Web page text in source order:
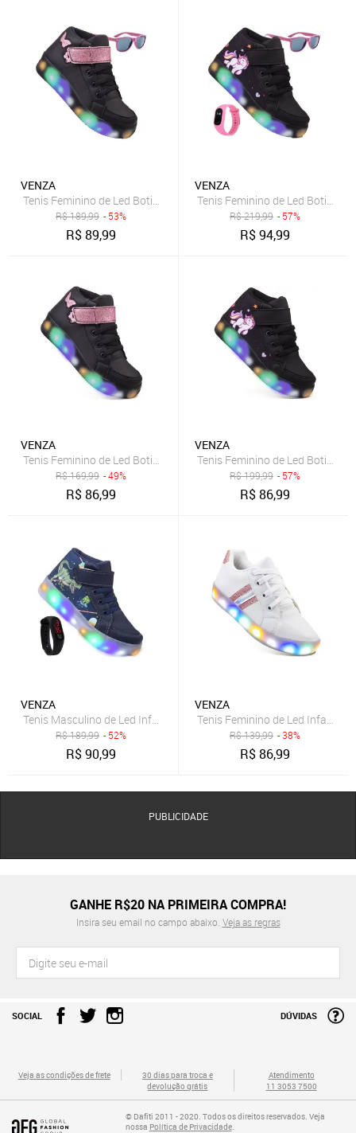
VENZA
Tenis Feminino de Led Botinha Borboleta Glitter Calce Facil + Oculos
R$189,99 - 53%
R$89,99
VENZA
Tenis Feminino de Led Botinha
R$219,99 - 57%
R$94,99
VENZA
Tenis Feminino de Led Botinha Borboleta Glitter Calce Facil
R$169,99 - 49%
R$86,99
VENZA
Tenis Feminino de Led Botinha
R$199,99 - 57%
R$86,99
VENZA
Tenis Masculino de Led Infantil Botinha Dinossauro Calce Facil
R$189,99 - 52%
R$90,99
VENZA
Tenis Feminino de Led Infantil
R$139,99 - 38%
R$86,99
PUBLICIDADE
GANHE R$20 NA PRIMEIRA COMPRA!
Insira seu email no campo abaixo. Veja as regras
SOCIAL DÚVIDAS
Veja as condições de frete
30 dias para troca e
devolução grátis
Atendimento
11 3053 7500
© Dafiti 2011 - 2020. Todos os direitos reservados. Veja
nossa Política de Privacidade.